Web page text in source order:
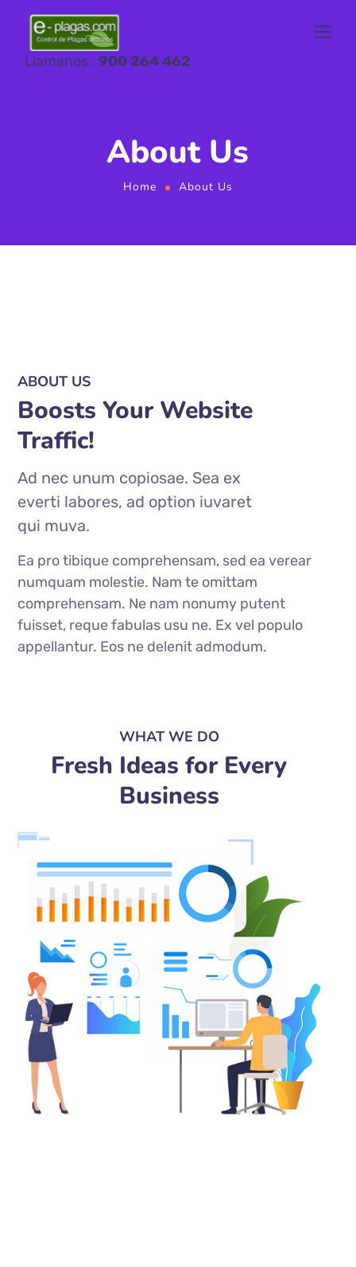
Llamanos : 900 264 462
About Us
Home About Us
ABOUT US
Boosts Your Website
Traffic!
Ad nec unum copiosae. Sea ex
everti labores, ad option iuvaret
qui muva.
Ea pro tibique comprehensam, sed ea verear
numquam molestie. Nam te omittam
comprehensam. Ne nam nonumy putent
fuisset, reque fabulas usu ne. Ex vel populo
appellantur. Eos ne delenit admodum.
WHAT WE DO
Fresh Ideas for Every
Business